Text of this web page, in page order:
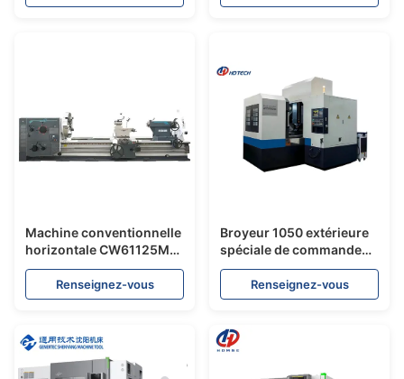
couper des outils
Machine conventionnelle
horizontale CW61125M
CW62125M Manual
Centre Lathes de tour
Renseignez-vous
Broyeur 1050 extérieure
spéciale de commande
numérique par
ordinateur de la machine
de meulage de guide
Renseignez-vous